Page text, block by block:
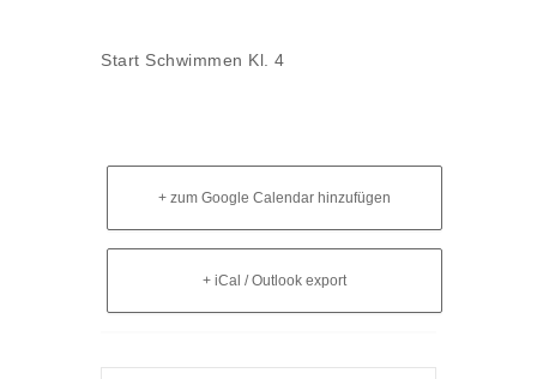
Start Schwimmen Kl. 4
+ zum Google Calendar hinzufügen
+ iCal / Outlook export